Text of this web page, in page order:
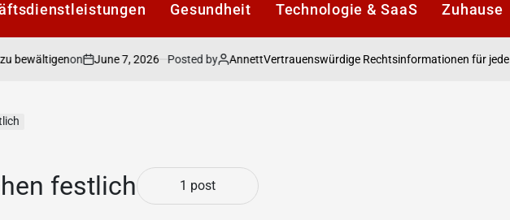
Gesundheit Technologie & SaaS Zuhause
on June 7, 2026 Posted by AnnettVertrauenswürdige Rechtsinformationen für jede Lage
festlich 1 post